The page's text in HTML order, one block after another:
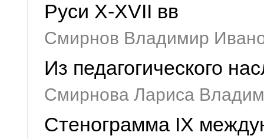
Руси X-XVII вв
Смирнов Владимир
Из педагогического
Смирнова Лариса
Стенограмма IX